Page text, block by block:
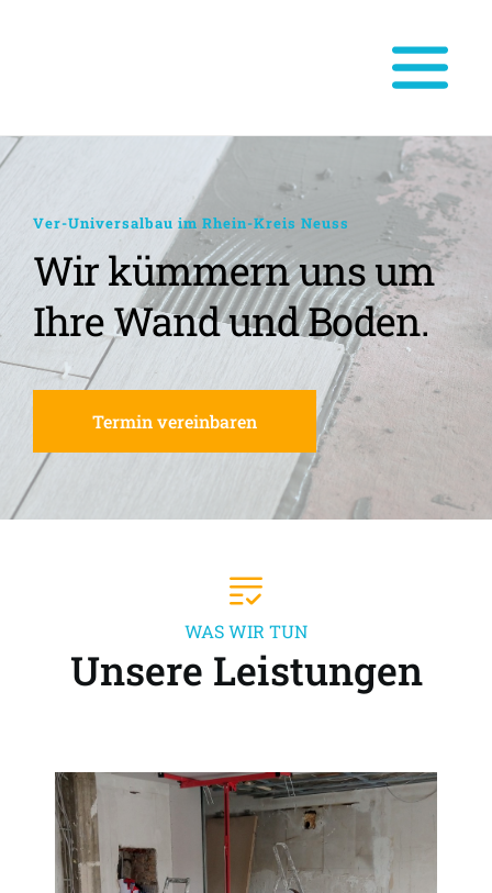
Ver-Universalbau im Rhein-Kreis Neuss
Wir kümmern uns um
Ihre Wand und Boden.
Termin vereinbaren
WAS WIR TUN
Unsere Leistungen